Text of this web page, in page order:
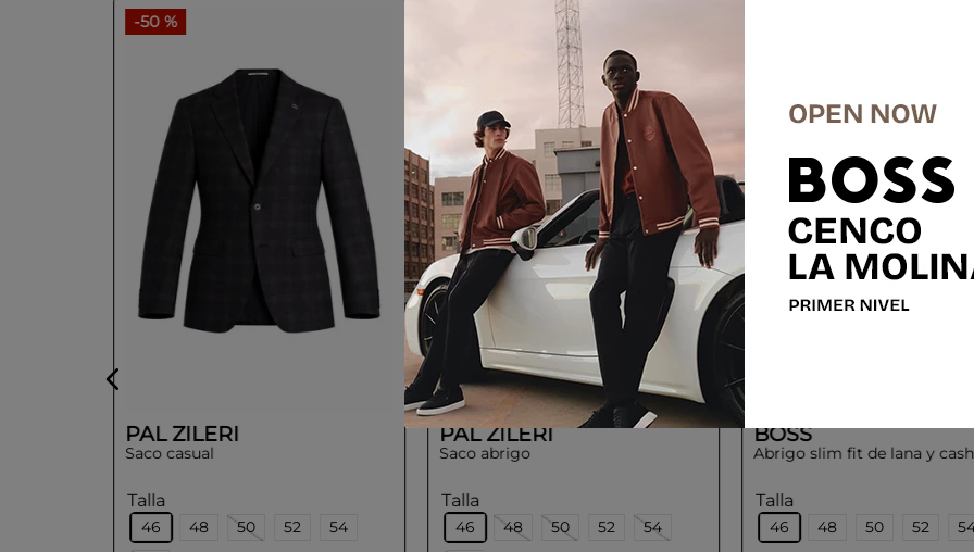
-50 %
PAL ZILERI
Saco casual
Talla
46 48 50 52
54
PAL ZILERI
Saco abrigo
Talla
46 48 50 52
54
BOSS
Abrigo slim fit de lana y
Talla
46 48 50 52